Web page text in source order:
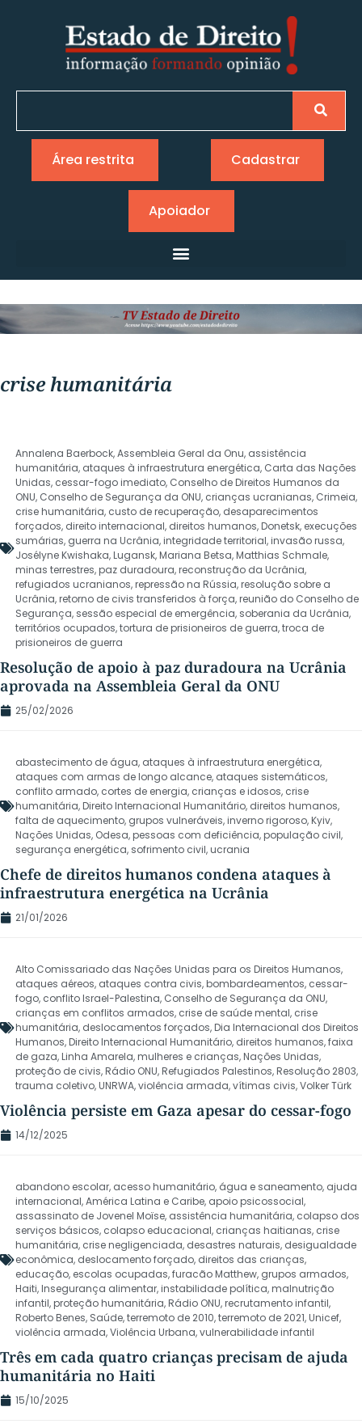
Área restrita Cadastrar
Apoiador
crise humanitária
Annalena Baerbock,Assembleia Geral da Onu, assistência
humanitária, ataques à infraestrutura energética, Carta das Nações
Unidas, cessar-fogo imediato, Conselho de Direitos Humanos da
ONU, Conselho de Segurança da ONU, crianças ucranianas, Crimeia,
crise humanitária, custo de recuperação, desaparecimentos
forçados, direito internacional, direitos humanos,Donetsk, execuções
sumárias, guerra na Ucrânia,integridade territorial,invasão russa,
Josélyne Kwishaka,Lugansk,Mariana Betsa,Matthias Schmale,
minas terrestres,paz duradoura,reconstrução da Ucrânia,
refugiados ucranianos,repressão na Rússia,resolução sobre a
Ucrânia,retorno de civis transferidos à força,reunião do Conselho de
Segurança, sessão especial de emergência, soberania da Ucrânia,
territórios ocupados,tortura de prisioneiros de guerra,troca de
prisioneiros de guerra
Resolução de apoio à paz duradoura na Ucrânia
aprovada na Assembleia Geral da ONU
25/02/2026
abastecimento de água, ataques à infraestrutura energética,
ataques com armas de longo alcance, ataques sistemáticos,
conflito armado, cortes de energia, crianças e idosos, crise
humanitária,Direito Internacional Humanitário, direitos humanos,
falta de aquecimento, grupos vulneráveis,inverno rigoroso,Kyiv,
Nações Unidas, Odesa,pessoas com deficiência,população civil,
segurança energética, sofrimento civil,ucrania
Chefe de direitos humanos condena ataques à
infraestrutura energética na Ucrânia
21/01/2026
Alto Comissariado das Nações Unidas para os Direitos Humanos,
ataques aéreos, ataques contra civis,bombardeamentos, cessar-
fogo, conflito Israel-Palestina, Conselho de Segurança da ONU,
crianças em conflitos armados, crise de saúde mental, crise
humanitária, deslocamentos forçados,Dia Internacional dos Direitos
Humanos,Direito Internacional Humanitário, direitos humanos,faixa
de gaza,Linha Amarela,mulheres e crianças,Nações Unidas,
proteção de civis,Rádio ONU,Refugiados Palestinos,Resolução 2803,
trauma coletivo,UNRWA,violência armada,vítimas civis,Volker Türk
Violência persiste em Gaza apesar do cessar-fogo
14/12/2025
abandono escolar, acesso humanitário, água e saneamento, ajuda
internacional,América Latina e Caribe, apoio psicossocial,
assassinato de Jovenel Moïse, assistência humanitária, colapso dos
serviços básicos, colapso educacional, crianças haitianas, crise
humanitária, crise negligenciada, desastres naturais, desigualdade
econômica, deslocamento forçado, direitos das crianças,
educação, escolas ocupadas,furacão Matthew, grupos armados,
Haiti,Insegurança alimentar,instabilidade política,malnutrição
infantil,proteção humanitária,Rádio ONU,recrutamento infantil,
Roberto Benes, Saúde,terremoto de 2010,terremoto de 2021,Unicef,
violência armada,Violência Urbana,vulnerabilidade infantil
Três em cada quatro crianças precisam de ajuda
humanitária no Haiti
15/10/2025